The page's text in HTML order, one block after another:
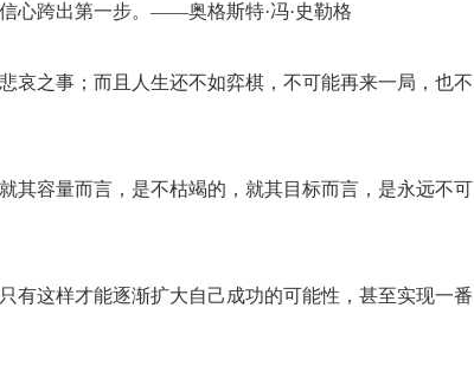
心跨出第一步。——奥格斯特·冯·史勒格
哀之事；而且人生还不如弈棋，不可能再来一局，也不
其容量而言，是不枯竭的，就其目标而言，是永远不可
有这样才能逐渐扩大自己成功的可能性，甚至实现一番